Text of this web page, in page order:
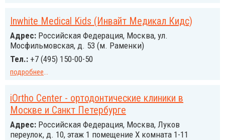
Inwhite Medical Kids (Инвайт Медикал Кидс)
Адрес: Российcкая Федерация, Москва, ул.
Мосфильмовская, д. 53 (м. Раменки)
Тел.: +7 (495) 150-00-50
подробнее...
iOrtho Center - ортодонтические клиники в
Москве и Санкт Петербурге
Адрес: Российcкая Федерация, Москва, Луков
переулок, д. 10, этаж 1 помещение Х комната 1-11